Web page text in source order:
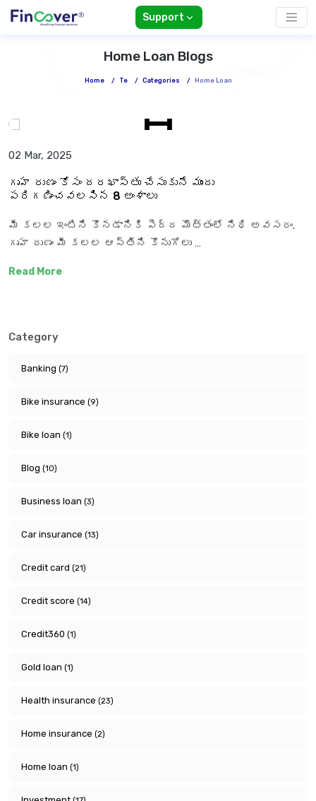
Support
Home Loan Blogs
Home / Te / Categories / Home Loan
02 Mar, 2025
గృహ రుణం కోసం దరఖాస్తు చేసుకునే ముందు
పరిగణించవలసిన 8 అంశాలు
మీ కలల ఇంటిని కొనడానికి పెద్ద మొత్తంలో నిధి అవసరం.
గృహ రుణం మీ కలల ఆస్తిని కొనుగోలు …
Read More
Category
Banking (7)
Bike insurance (9)
Bike loan (1)
Blog (10)
Business loan (3)
Car insurance (13)
Credit card (21)
Credit score (14)
Credit360 (1)
Gold loan (1)
Health insurance (23)
Home insurance (2)
Home loan (1)